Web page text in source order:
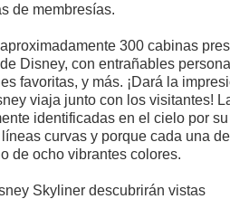
de membresías.
300 cabinas
Disney, con entrañables
favoritas, y más. ¡Dará la
viaja junto con los visitantes!
identificadas en el cielo por su
curvas y porque cada una
de ocho vibrantes colores.
Skyliner descubrirán vistas